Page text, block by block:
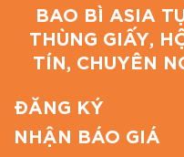
BAO BÌ ASIA
THÙNG GIẤY,
TÍN, CHUYÊN
ĐĂNG KÝ
NHẬN BÁO GIÁ